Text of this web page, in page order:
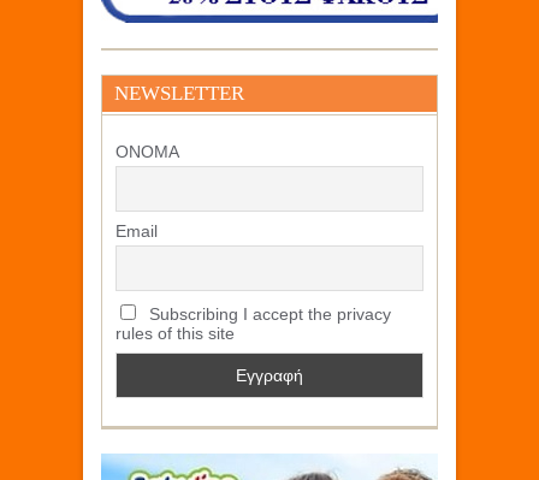
NEWSLETTER
ΟΝΟΜΑ
Email
Subscribing I accept the privacy
rules of this site